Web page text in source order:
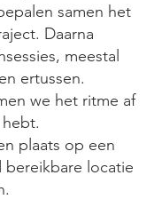
samen het
Daarna
meestal
ertussen.
we het ritme af
plaats op een
locatie